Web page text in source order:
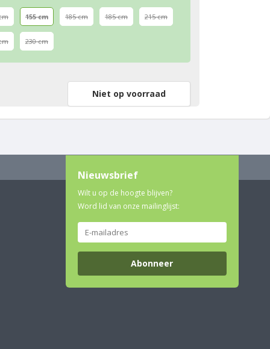
155 cm 185 cm 185 cm 215 cm
230 cm
Niet op voorraad
Nieuwsbrief
Wilt u op de hoogte blijven?
Word lid van onze mailinglijst:
Abonneer